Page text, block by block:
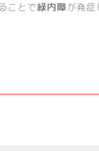
ことで緑内障が発